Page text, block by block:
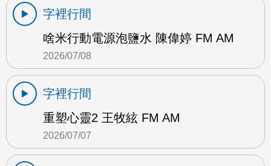
字裡行間
啥米行動電源泡鹽水 陳偉婷 FM AM
2026/07/08
字裡行間
重塑心靈2 王牧絃 FM AM
2026/07/07